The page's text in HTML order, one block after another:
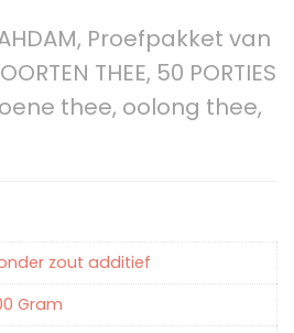
Proefpakket van
THEE, 50 PORTIES
thee, oolong thee,
zout additief
Gram